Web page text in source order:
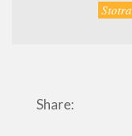
Stotra
Share: